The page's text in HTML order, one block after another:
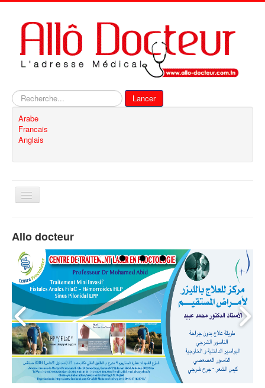
Rechercher
Lancer
Arabe
Francais
Anglais
Basculer
Contact
Allo docteur